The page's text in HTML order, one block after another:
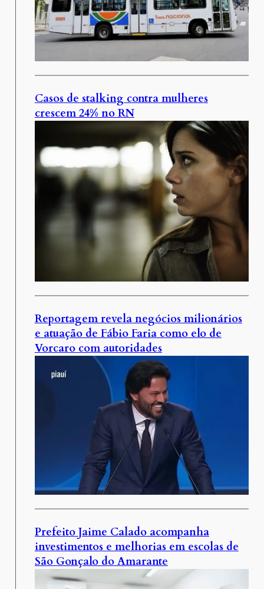
Casos de stalking contra mulheres
crescem 24% no RN
Reportagem revela negócios milionários
e atuação de Fábio Faria como elo de
Vorcaro com autoridades
Prefeito Jaime Calado acompanha
investimentos e melhorias em escolas de
São Gonçalo do Amarante